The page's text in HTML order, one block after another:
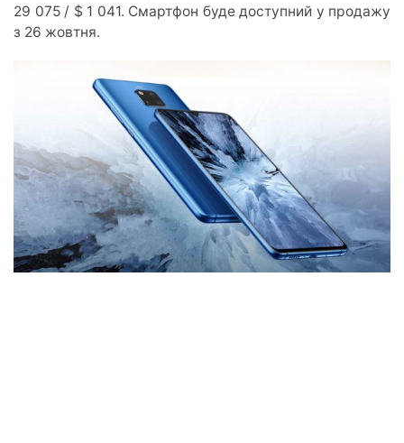
29 075 / $ 1 041. Смартфон буде доступний у продажу
з 26 жовтня.